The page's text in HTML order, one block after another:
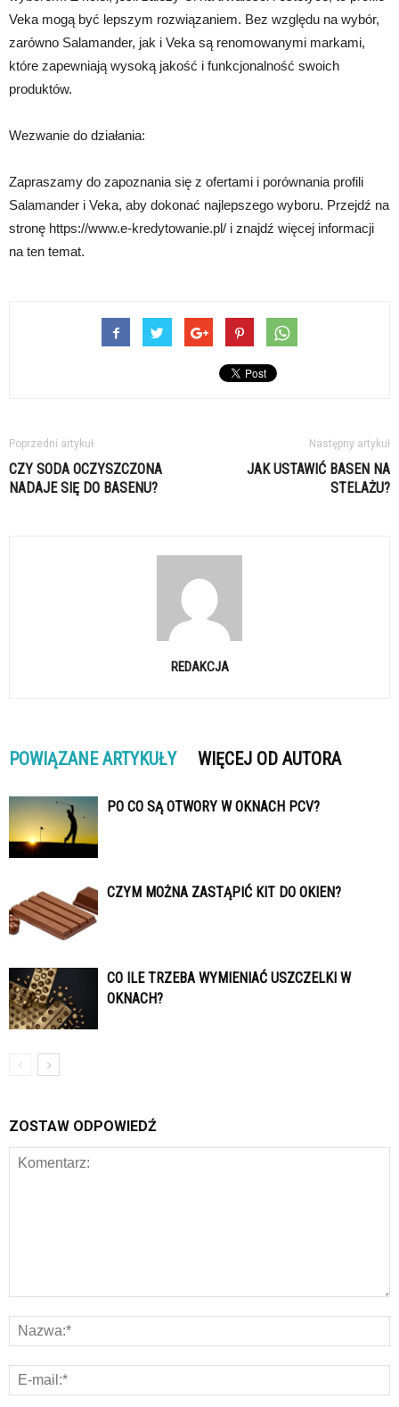
Veka mogą być lepszym rozwiązaniem. Bez względu na wybór,
zarówno Salamander, jak i Veka są renomowanymi markami,
które zapewniają wysoką jakość i funkcjonalność swoich
produktów.
Wezwanie do działania:
Zapraszamy do zapoznania się z ofertami i porównania profili
Salamander i Veka, aby dokonać najlepszego wyboru. Przejdź na
stronę https://www.e-kredytowanie.pl/ i znajdź więcej informacji
na ten temat.
Poprzedni artykuł
CZY SODA OCZYSZCZONA
NADAJE SIĘ DO BASENU?
Następny artykuł
JAK USTAWIĆ BASEN NA
STELAŻU?
REDAKCJA
POWIĄZANE ARTYKUŁY WIĘCEJ OD AUTORA
PO CO SĄ OTWORY W OKNACH PCV?
CZYM MOŻNA ZASTĄPIĆ KIT DO OKIEN?
CO ILE TRZEBA WYMIENIAĆ USZCZELKI W
OKNACH?
ZOSTAW ODPOWIEDŹ